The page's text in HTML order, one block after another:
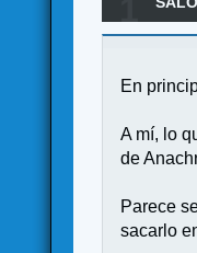
En
A mí, lo
de
Parece
sacarlo